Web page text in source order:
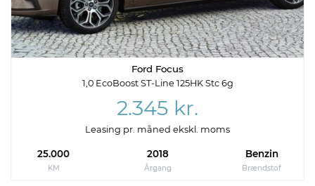
Ford Focus
1,0 EcoBoost ST-Line 125HK Stc 6g
2.345 kr.
Leasing pr. måned ekskl. moms
25.000
KM
2018
Årgang
Benzin
Brændstof